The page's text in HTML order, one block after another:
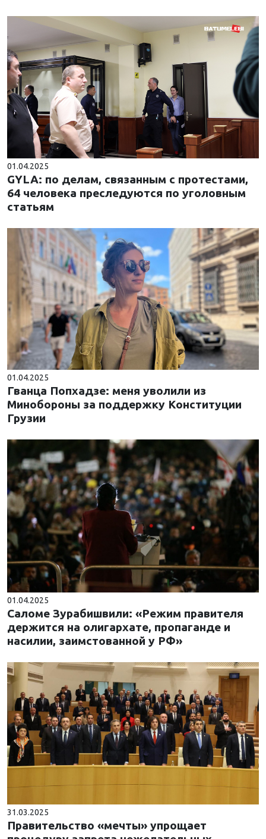
01.04.2025
GYLA: по делам, связанным с протестами,
64 человека преследуются по уголовным
статьям
01.04.2025
Гванца Попхадзе: меня уволили из
Минобороны за поддержку Конституции
Грузии
01.04.2025
Саломе Зурабишвили: «Режим правителя
держится на олигархате, пропаганде и
насилии, заимстованной у РФ»
31.03.2025
Правительство «мечты» упрощает